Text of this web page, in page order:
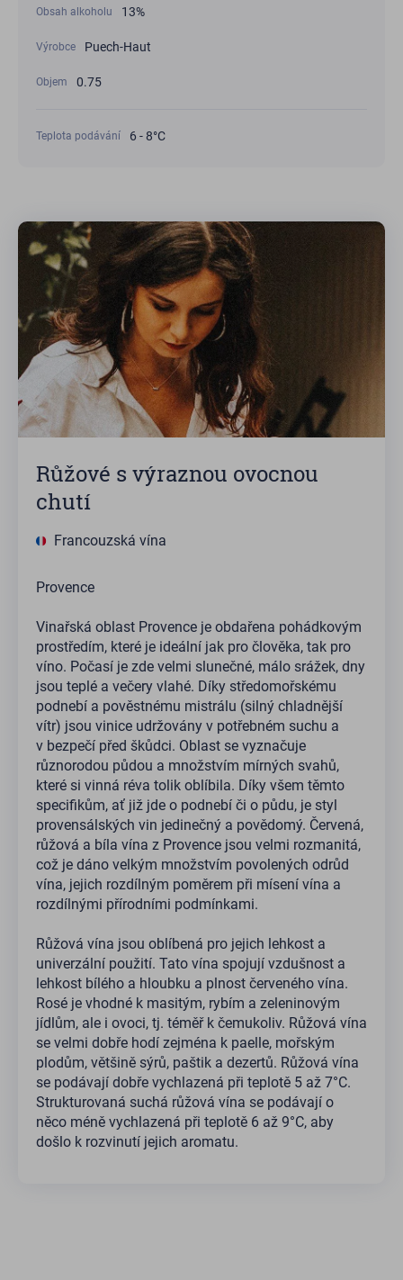
Obsah alkoholu 13%
Výrobce Puech-Haut
Objem 0.75
Teplota podávání 6 - 8°С
Růžové s výraznou ovocnou
chutí
Francouzská vína
Provence
Vinařská oblast Provence je obdařena pohádkovým
prostředím, které je ideální jak pro člověka, tak pro
víno. Počasí je zde velmi slunečné, málo srážek, dny
jsou teplé a večery vlahé. Díky středomořskému
podnebí a pověstnému mistrálu (silný chladnější
vítr) jsou vinice udržovány v potřebném suchu a
v bezpečí před škůdci. Oblast se vyznačuje
různorodou půdou a množstvím mírných svahů,
které si vinná réva tolik oblíbila. Díky všem těmto
specifikům, ať již jde o podnebí či o půdu, je styl
provensálských vin jedinečný a povědomý. Červená,
růžová a bíla vína z Provence jsou velmi rozmanitá,
což je dáno velkým množstvím povolených odrůd
vína, jejich rozdílným poměrem při mísení vína a
rozdílnými přírodními podmínkami.
Růžová vína jsou oblíbená pro jejich lehkost a
univerzální použití. Tato vína spojují vzdušnost a
lehkost bílého a hloubku a plnost červeného vína.
Rosé je vhodné k masitým, rybím a zeleninovým
jídlům, ale i ovoci, tj. téměř k čemukoliv. Růžová vína
se velmi dobře hodí zejména k paelle, mořským
plodům, většině sýrů, paštik a dezertů. Růžová vína
se podávají dobře vychlazená při teplotě 5 až 7°C.
Strukturovaná suchá růžová vína se podávají o
něco méně vychlazená při teplotě 6 až 9°C, aby
došlo k rozvinutí jejich aromatu.